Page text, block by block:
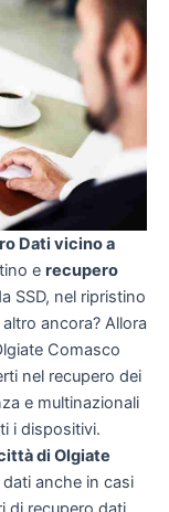
Dati vicino a
e recupero
SSD, nel ripristino
altro ancora? Allora
Comasco
nel recupero dei
e multinazionali
i dispositivi.
di Olgiate
anche in casi